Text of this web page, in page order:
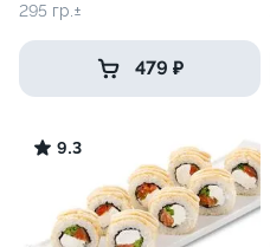
295 гр.±
479 ₽
9.3